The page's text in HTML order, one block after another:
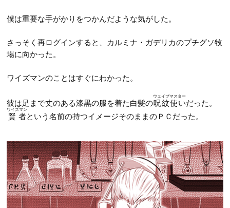
僕は重要な手がかりをつかんだような気がした。
さっそく再ログインすると、カルミナ・ガデリカのプチグソ牧
場に向かった。
ワイズマンのことはすぐにわかった。
彼は足まで丈のある漆黒の服を着た白髪の呪紋使い
ウェイブマスター
だった。
賢者
ワイズマン
という名前の持つイメージそのままのＰＣだった。